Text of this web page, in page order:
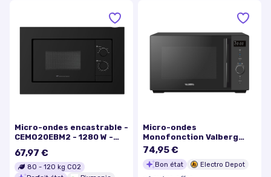
Micro-ondes encastrable -
CEMO20EBM2 - 1280 W -
20L - Noir - Excellent état
67,97 €
80 - 120 kg CO2
Micro-ondes
Monofonction Valberg
Mwo 23 E K 343c23 V3
74,95 €
Bon état Electro Depot